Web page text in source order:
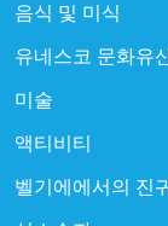
음식 및 미식
유네스코 문화유
미술
액티비티
벨기에에서의 진